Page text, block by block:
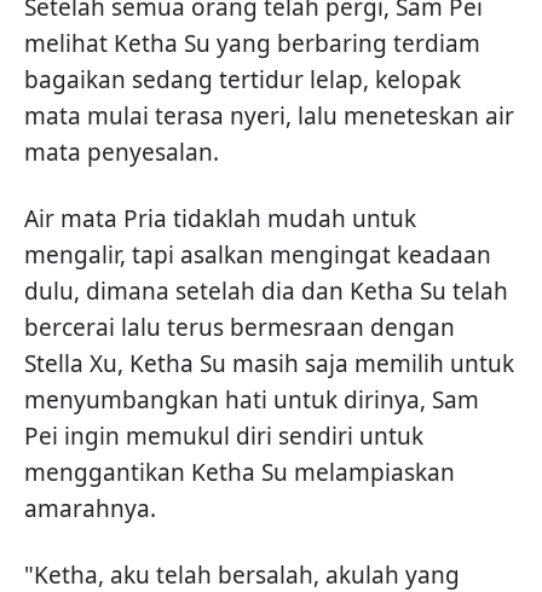
Setelah semua orang telah pergi, Sam Pei
melihat Ketha Su yang berbaring terdiam
bagaikan sedang tertidur lelap, kelopak
mata mulai terasa nyeri, lalu meneteskan air
mata penyesalan.
Air mata Pria tidaklah mudah untuk
mengalir, tapi asalkan mengingat keadaan
dulu, dimana setelah dia dan Ketha Su telah
bercerai lalu terus bermesraan dengan
Stella Xu, Ketha Su masih saja memilih untuk
menyumbangkan hati untuk dirinya, Sam
Pei ingin memukul diri sendiri untuk
menggantikan Ketha Su melampiaskan
amarahnya.
"Ketha, aku telah bersalah, akulah yang